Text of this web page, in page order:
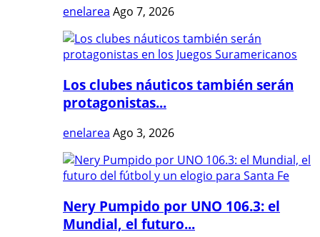
enelarea Ago 7, 2026
Los clubes náuticos también serán
protagonistas...
enelarea Ago 3, 2026
Nery Pumpido por UNO 106.3: el
Mundial, el futuro...